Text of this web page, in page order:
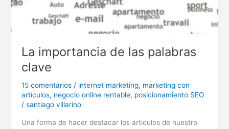
La importancia de las palabras
clave
15 comentarios / internet marketing, marketing con
artículos, negocio online rentable, posicionamiento SEO
/ santiago villarino
Una forma de hacer destacar los articulos de nuestro